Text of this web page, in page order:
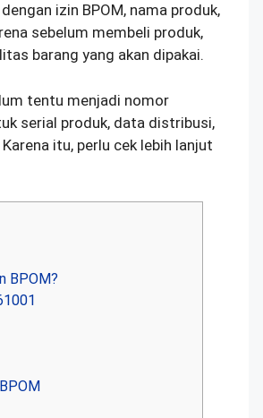
izin BPOM, nama produk,
sebelum membeli produk,
barang yang akan dipakai.
tentu menjadi nomor
serial produk, data distribusi,
itu, perlu cek lebih lanjut
BPOM?